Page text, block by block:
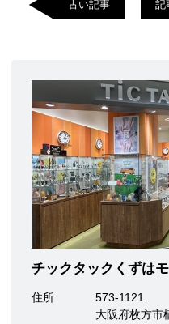
古い記事 記
チックタックくずは
住所
573-1121
大阪府枚方市